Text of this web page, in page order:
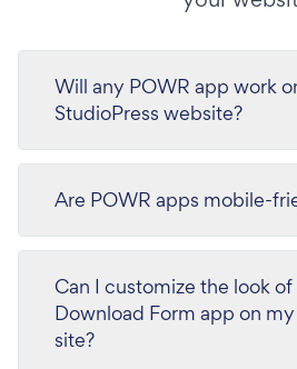
Will any POWR app work
StudioPress website?
Are POWR apps mobile-
Can I customize the look of
Download Form app on
site?